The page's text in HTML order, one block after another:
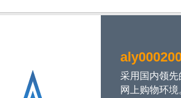
采用国内领
网上购物环境